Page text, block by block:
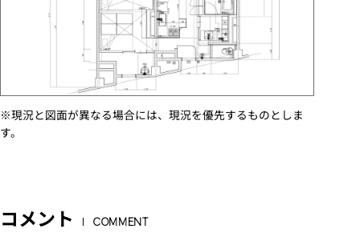
※現況と図面が異なる場合には、現況を優先するものとしま
す。
コメント COMMENT